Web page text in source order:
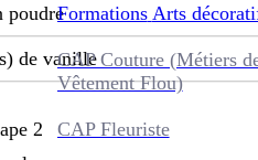
Formations Arts
CAP Couture (Métiers
Vêtement Flou)
CAP Fleuriste
poudre
de vanille
2